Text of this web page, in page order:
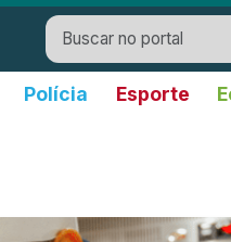
Polícia Esporte